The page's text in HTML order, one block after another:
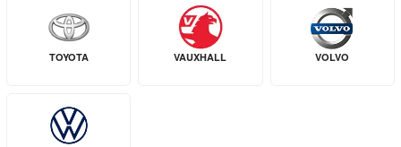
TOYOTA VAUXHALL VOLVO